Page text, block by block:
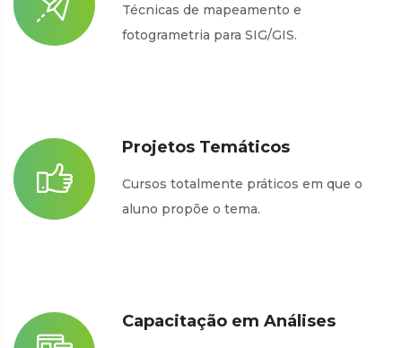
Técnicas de mapeamento e
fotogrametria para SIG/GIS.
Projetos Temáticos
Cursos totalmente práticos em que o
aluno propõe o tema.
Capacitação em Análises